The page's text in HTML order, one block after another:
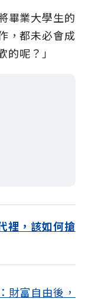
畢業大學生的
，都未必會成
呢？」
裡，該如何搶
財富自由後，